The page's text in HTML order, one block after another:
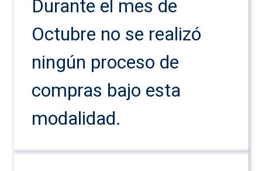
Durante el mes de
Octubre no se realizó
ningún proceso de
compras bajo esta
modalidad.